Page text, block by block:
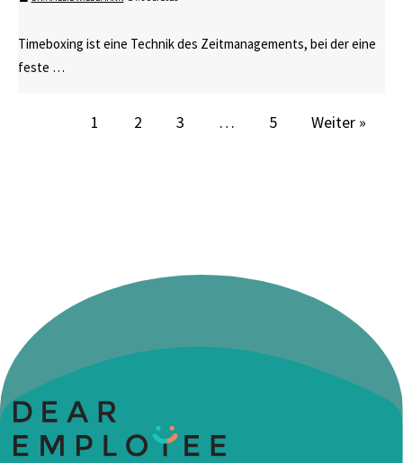
Timeboxing ist eine Technik des Zeitmanagements, bei der eine
feste …
1 2 3 … 5 Weiter »